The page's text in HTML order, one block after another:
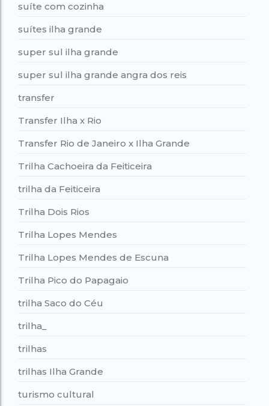
suíte com cozinha
suítes ilha grande
super sul ilha grande
super sul ilha grande angra dos reis
transfer
Transfer Ilha x Rio
Transfer Rio de Janeiro x Ilha Grande
Trilha Cachoeira da Feiticeira
trilha da Feiticeira
Trilha Dois Rios
Trilha Lopes Mendes
Trilha Lopes Mendes de Escuna
Trilha Pico do Papagaio
trilha Saco do Céu
trilha_
trilhas
trilhas Ilha Grande
turismo cultural